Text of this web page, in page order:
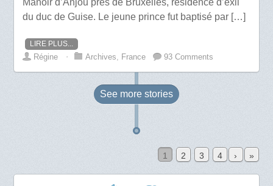
Manoir d’Anjou près de Bruxelles, résidence d’exil
du duc de Guise. Le jeune prince fut baptisé par […]
LIRE PLUS...
Régine ⋅ Archives, France 93 Comments
See more stories
1 2 3 4 › »